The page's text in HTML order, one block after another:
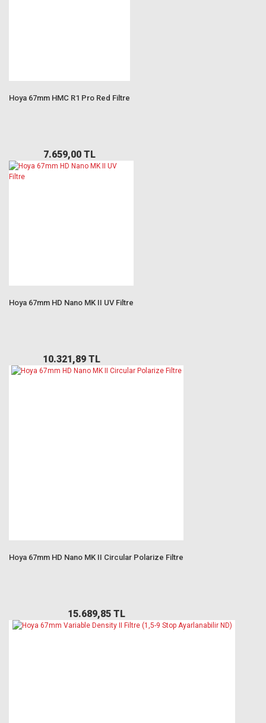
Hoya 67mm HMC R1 Pro Red Filtre
7.659,00 TL
Hoya 67mm HD Nano MK II UV Filtre
10.321,89 TL
Hoya 67mm HD Nano MK II Circular Polarize Filtre
15.689,85 TL